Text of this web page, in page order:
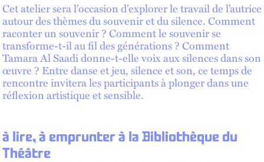
Cet atelier sera l’occasion d’explorer le travail de l’autrice
autour des thèmes du souvenir et du silence. Comment
raconter un souvenir ? Comment le souvenir se
transforme-t-il au fil des générations ? Comment
Tamara Al Saadi donne-t-elle voix aux silences dans son
œuvre ? Entre danse et jeu, silence et son, ce temps de
rencontre invitera les participants à plonger dans une
réflexion artistique et sensible.
à lire, à emprunter à la Bibliothèque du
Théâtre